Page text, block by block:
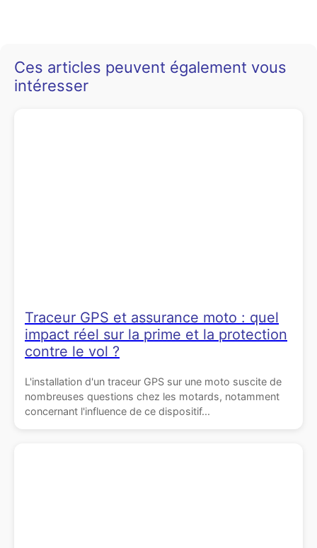
Ces articles peuvent également vous
intéresser
Traceur GPS et assurance moto : quel
impact réel sur la prime et la protection
contre le vol ?
L'installation d'un traceur GPS sur une moto suscite de
nombreuses questions chez les motards, notamment
concernant l'influence de ce dispositif...